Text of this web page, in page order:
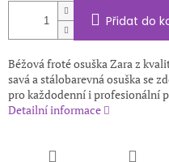
Přidat do
Béžová froté osuška Zara z
savá a stálobarevná osuška se
pro každodenní i profesionální
Detailní informace